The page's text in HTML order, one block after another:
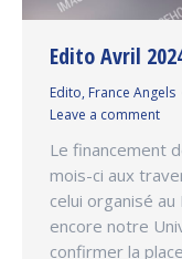
Edito Avril
Edito, France Angels
Leave a comment
Le financement
mois-ci aux
celui organisé
encore notre
confirmer la